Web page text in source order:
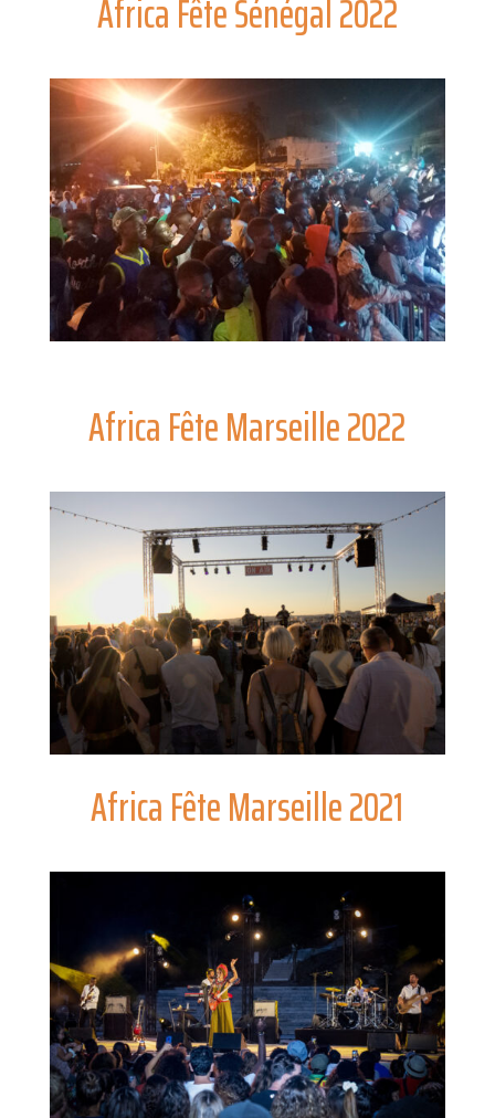
Africa Fête Sénégal 2022
Africa Fête Marseille 2022
Africa Fête Marseille 2021